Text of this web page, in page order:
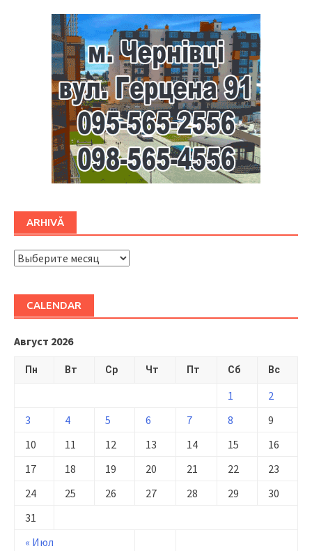
ARHIVĂ
ARHIVĂ
CALENDAR
Август 2026
Пн Вт Ср Чт Пт Сб Вс
« Июл
1
2
3
4 5 6 7 8
9
10
11 12 13 14 15
16
17
18 19 20 21 22
23
24
25 26 27 28 29
30
31